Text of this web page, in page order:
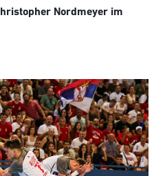
Nordmeyer im